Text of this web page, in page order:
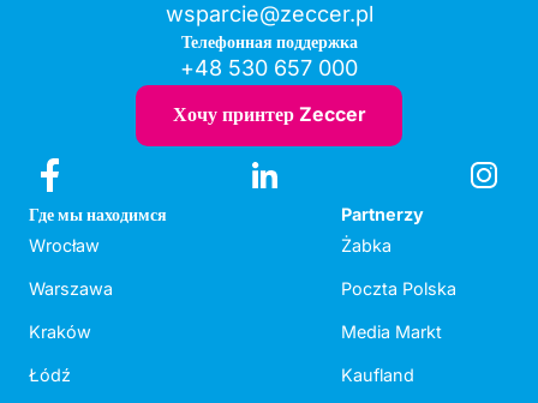
wsparcie@zeccer.pl
Телефонная поддержка
+48 530 657 000
Хочу принтер Zeccer
Где мы находимся
Wrocław
Warszawa
Kraków
Łódź
Partnerzy
Żabka
Poczta Polska
Media Markt
Kaufland